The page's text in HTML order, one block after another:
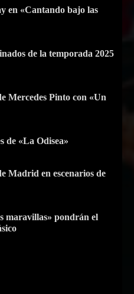
en «Cantando bajo las
de la temporada 2025
Mercedes Pinto con «Un
de «La Odisea»
Madrid en escenarios de
maravillas» pondrán el